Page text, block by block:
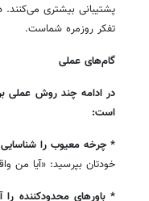
پشتیبانی بیشتری
تفکر روزمره شماست.
گام‌های عملی
در ادامه چند روش عملی
است:
* چرخه معیوب را شناسایی
خودتان بپرسید: «آیا من
* باورهای محدودکننده را